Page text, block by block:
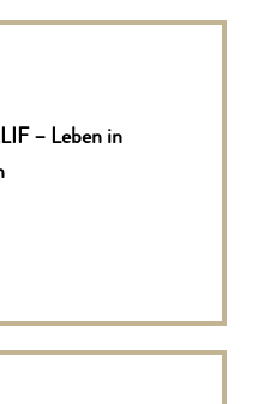
– Leben in